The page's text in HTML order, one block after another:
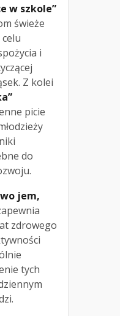
w szkole”
świeże
i
Z kolei
picie
do
jem,
zdrowego
tych